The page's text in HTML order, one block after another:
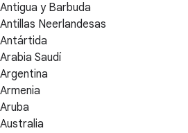
Antigua y Barbuda
Antillas Neerlandesas
Antártida
Arabia Saudí
Argentina
Armenia
Aruba
Australia